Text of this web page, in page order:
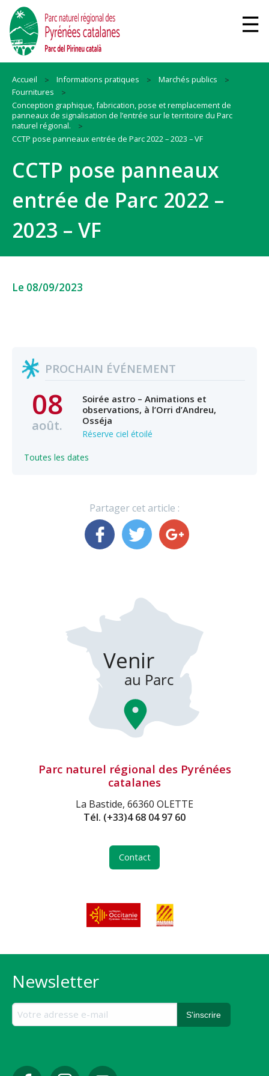
Accueil Informations pratiques
Marchés publics
Fournitures
Conception graphique, fabrication, pose et remplacement de
panneaux de signalisation de l’entrée sur le territoire du Parc
naturel régional.
CCTP pose panneaux entrée de Parc 2022 – 2023 – VF
CCTP pose panneaux
entrée de Parc 2022 –
2023 – VF
Le 08/09/2023
PROCHAIN ÉVÉNEMENT
08
août.
Soirée astro – Animations et
observations, à l’Orri d’Andreu,
Osséja
Réserve ciel étoilé
Toutes les dates
Partager cet article :
Parc naturel régional des Pyrénées
catalanes
La Bastide, 66360 OLETTE
Tél. (+33)4 68 04 97 60
Contact
Newsletter